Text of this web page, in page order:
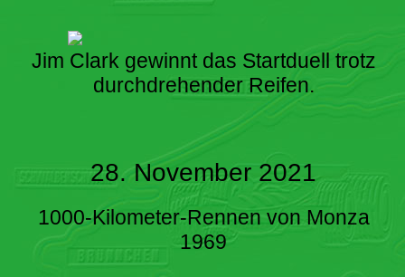
Jim Clark gewinnt das Startduell trotz
durchdrehender Reifen.
28. November 2021
1000-Kilometer-Rennen von Monza
1969